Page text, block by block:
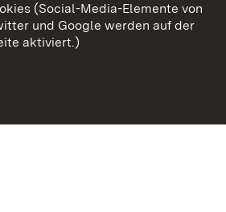
Cookies
(Social-Media-Elemente von
und Google werden auf der
aktiviert.)